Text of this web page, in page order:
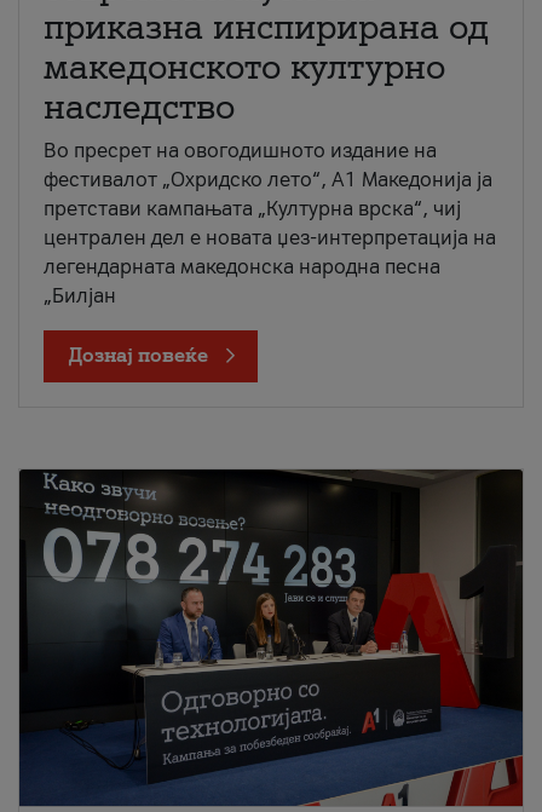
приказна инспирирана од
македонското културно
наследство
Во пресрет на овогодишното издание на
фестивалот „Охридско лето“, А1 Македонија ја
претстави кампањата „Културна врска“, чиј
централен дел е новата џез-интерпретација на
легендарната македонска народна песна
„Билјан
Дознај повеќе